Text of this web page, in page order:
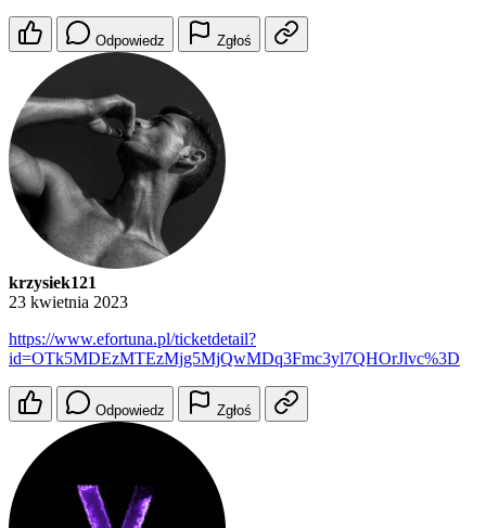
Odpowiedz Zgłoś
krzysiek121
23 kwietnia 2023
https://www.efortuna.pl/ticketdetail?
id=OTk5MDEzMTEzMjg5MjQwMDq3Fmc3yl7QHOrJlvc%3D
Odpowiedz Zgłoś